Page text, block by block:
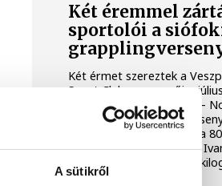
A sütikről
Két éremmel
sportolói a
Két érmet szereztek a
Sport Club versenyzői a
rendezett Siófok Brawls –
Submission
Ádám aranyérmet nyert a
feletti kategóriában, míg
bronzéremmel zárt a 80
kezdők mezőnyében.